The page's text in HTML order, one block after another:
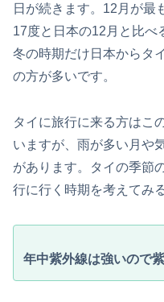
日が続きます。12月が最
17度と日本の12月と比べ
冬の時期だけ日本からタ
の方が多いです。
タイに旅行に来る方はこ
いますが、雨が多い月や
があります。タイの季節
行に行く時期を考えてみ
年中紫外線は強いので